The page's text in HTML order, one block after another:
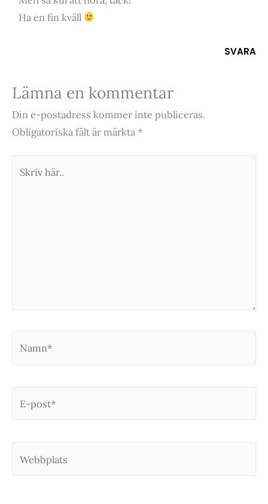
Ha en fin kväll
SVARA
Lämna en kommentar
Din e-postadress kommer inte publiceras.
Obligatoriska fält är märkta *
här..
post*